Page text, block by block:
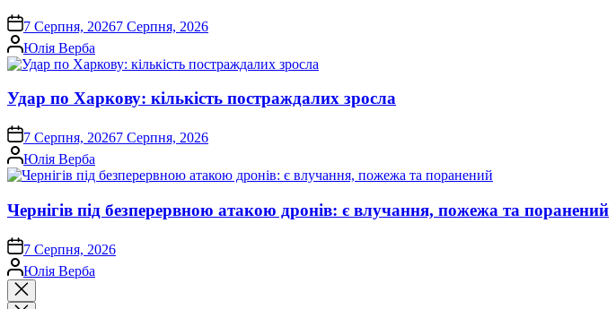
on 7 Серпня, 20267 Серпня, 2026
Опубліковано
Юлія Верба
Удар по Харкову: кількість постраждалих зросла
on 7 Серпня, 20267 Серпня, 2026
Опубліковано
Юлія Верба
Чернігів під безперервною атакою дронів: є влучання, пожежа та поранений
on 7 Серпня, 2026
Опубліковано
Юлія Верба
Закрити
пошук